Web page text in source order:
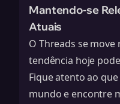
Mantendo-se
Atuais
O Threads se
tendência hoje
Fique atento ao
mundo e encontre